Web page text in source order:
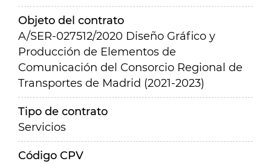
Objeto del contrato
A/SER-027512/2020 Diseño Gráfico y
Producción de Elementos de
Comunicación del Consorcio Regional de
Transportes de Madrid (2021-2023)
Tipo de contrato
Servicios
Código CPV